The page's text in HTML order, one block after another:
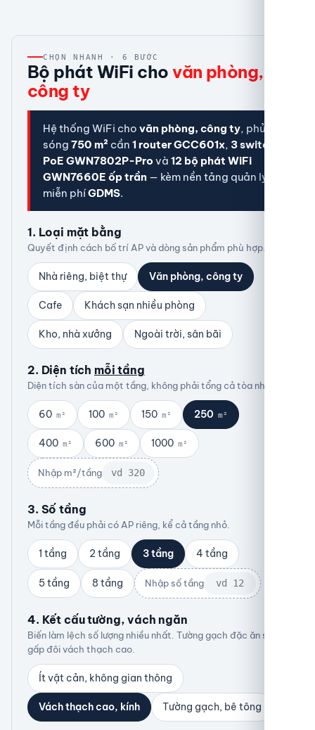
CHỌN NHANH · 6 BƯỚC
Bộ phát WiFi chovăn phòng,
công ty
Hệ thống WiFi cho văn phòng, công ty, phủ
sóng 750 m² cần 1 router GCC601x, 3 switch
PoE GWN7802P-Pro và 12 bộ phát WiFi
GWN7660E ốp trần — kèm nền tảng quản lý
miễn phíGDMS.
1. Loại mặt bằng
Quyết định cách bố trí AP và dòng sản phẩm phù hợp.
Nhà riêng, biệt thự Văn phòng, công ty
Cafe Khách sạn nhiều phòng
Kho, nhà xưởng Ngoài trời, sân bãi
2. Diện tích mỗi tầng
Diện tích sàn của một tầng, không phải tổng cả tòa nhà.
60 m² 100 m² 150 m² 250 m²
400 m² 600 m² 1000 m²
Nhập m²/tầng
3. Số tầng
Mỗi tầng đều phải có AP riêng, kể cả tầng nhỏ.
1 tầng 2 tầng 3 tầng 4 tầng
5 tầng 8 tầng Nhập số tầng
4. Kết cấu tường, vách ngăn
Biến làm lệch số lượng nhiều nhất. Tường gạch đặc ăn sóng
gấp đôi vách thạch cao.
Ít vật cản, không gian thông
Vách thạch cao, kính Tường gạch, bê tông